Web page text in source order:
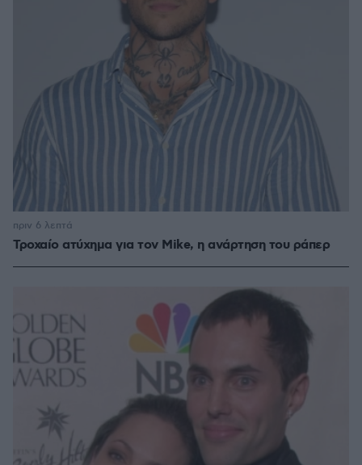
Τροχαίο ατύχημα για τον Mike, η ανάρτηση του ράπερ
πριν 6 λεπτά